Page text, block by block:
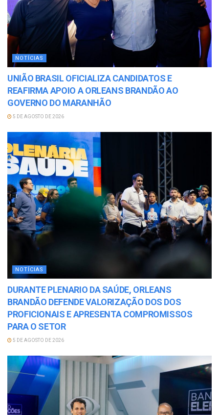
NOTÍCIAS
UNIÃO BRASIL OFICIALIZA CANDIDATOS E
REAFIRMA APOIO A ORLEANS BRANDÃO AO
GOVERNO DO MARANHÃO
5 DE AGOSTO DE 2026
NOTÍCIAS
DURANTE PLENARIO DA SAÚDE, ORLEANS
BRANDÃO DEFENDE VALORIZAÇÃO DOS DOS
PROFICIONAIS E APRESENTA COMPROMISSOS
PARA O SETOR
5 DE AGOSTO DE 2026